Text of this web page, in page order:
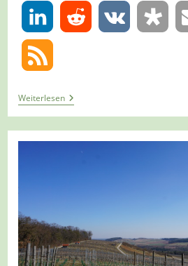
0
WeiterlesenTour
1239
–
Bad
Mergentheim-
Herbsthausen